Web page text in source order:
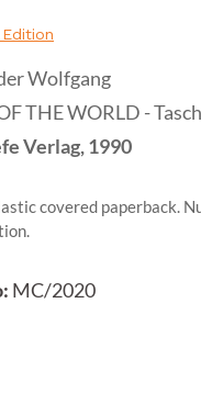
Wolfgang
THE WORLD -
Verlag,1990
covered paperback.
MC/2020